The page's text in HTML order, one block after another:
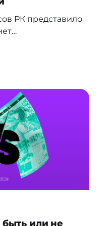
РК представило
заходить в
ЕПЗ, Кеден, ДФО,
доступны подача
возврат переплат,
участие в
или не